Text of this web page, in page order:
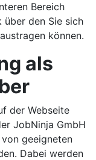
Bereich
über den Sie sich
können.
als
der Webseite
JobNinja GmbH
geeigneten
Dabei werden